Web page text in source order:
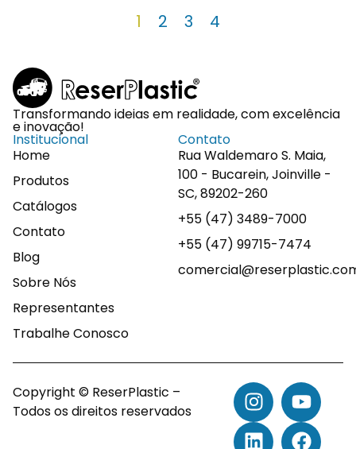
1 2 3 4
Transformando ideias em realidade, com excelência
e inovação!
Institucional
Home
Produtos
Catálogos
Contato
Blog
Sobre Nós
Representantes
Trabalhe Conosco
Contato
Rua Waldemaro S. Maia,
100 - Bucarein, Joinville -
SC, 89202-260
+55 (47) 3489-7000
+55 (47) 99715-7474
Copyright © ReserPlastic –
Todos os direitos reservados